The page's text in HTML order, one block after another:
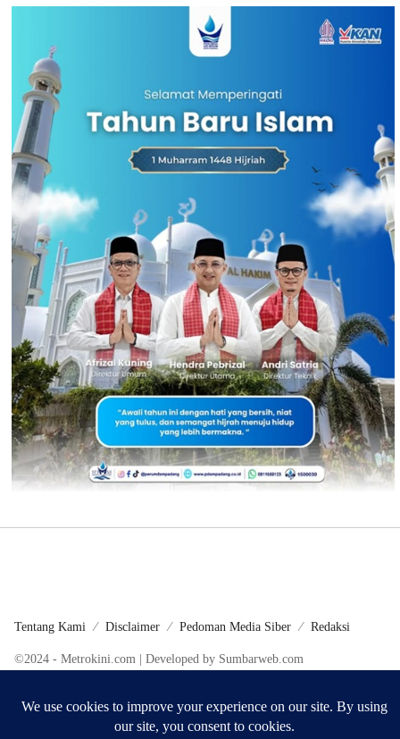
Tentang Kami Disclaimer Pedoman Media Siber Redaksi
©2024 - Metrokini.com | Developed by Sumbarweb.com